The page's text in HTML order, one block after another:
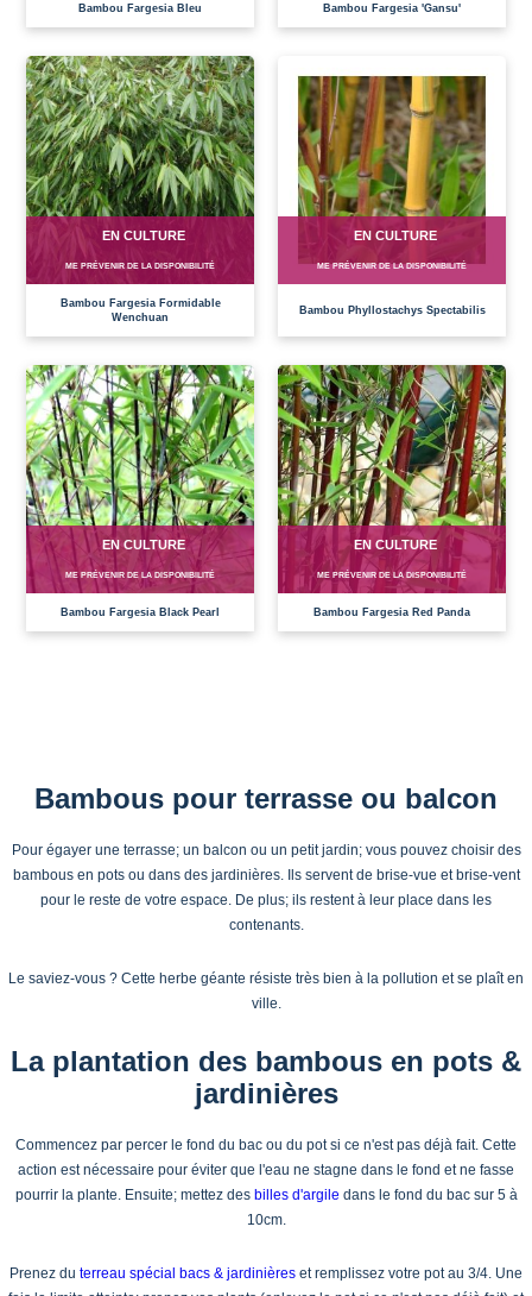
Bambou Fargesia Bleu Bambou Fargesia 'Gansu'
EN CULTURE
ME PRÉVENIR DE LA DISPONIBILITÉ
Bambou Fargesia Formidable
Wenchuan
EN CULTURE
ME PRÉVENIR DE LA DISPONIBILITÉ
Bambou Phyllostachys Spectabilis
EN CULTURE
ME PRÉVENIR DE LA DISPONIBILITÉ
Bambou Fargesia Black Pearl
EN CULTURE
ME PRÉVENIR DE LA DISPONIBILITÉ
Bambou Fargesia Red Panda
Bambous pour terrasse ou balcon
Pour égayer une terrasse; un balcon ou un petit jardin; vous pouvez choisir des
bambous en pots ou dans des jardinières. Ils servent de brise-vue et brise-vent
pour le reste de votre espace. De plus; ils restent à leur place dans les
contenants.
Le saviez-vous ? Cette herbe géante résiste très bien à la pollution et se plaît en
ville.
La plantation des bambous en pots &
jardinières
Commencez par percer le fond du bac ou du pot si ce n'est pas déjà fait. Cette
action est nécessaire pour éviter que l'eau ne stagne dans le fond et ne fasse
pourrir la plante. Ensuite; mettez des billes d'argile dans le fond du bac sur 5 à
10cm.
Prenez du terreau spécial bacs & jardinières et remplissez votre pot au 3/4. Une